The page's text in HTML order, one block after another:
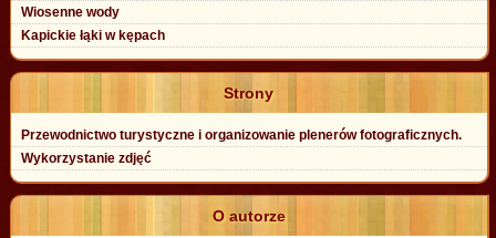
Wiosenne wody
Kapickie łąki w kępach
Strony
Przewodnictwo turystyczne i organizowanie plenerów fotograficznych.
Wykorzystanie zdjęć
O autorze